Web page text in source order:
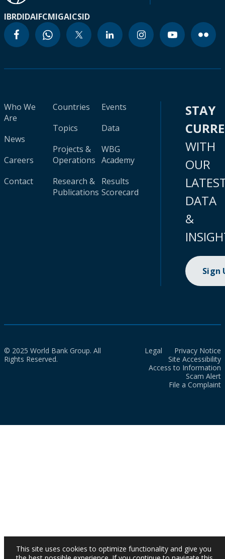
IBRDIDAIFCMIGAICSID
Who We
Are
News
Careers
Contact
Countries
Topics
Projects &
Operations
Research &
Publications
Events
Data
WBG
Academy
Results
Scorecard
STAY
WITH
OUR
DATA
&
Sign
© 2025 World Bank Group. All
Rights Reserved.
Legal
Privacy Notice
Site Accessibility
Access to Information
Scam Alert
File a Complaint
This site uses cookies to optimize functionality and give you